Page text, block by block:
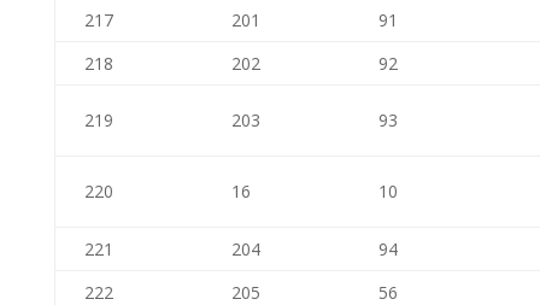
217 201
91
218
202 92
219 203 93
220 16 10
221 204
94
222
205
56